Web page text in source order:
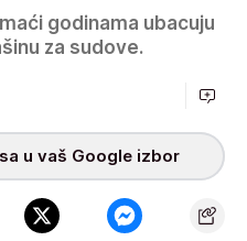
godinama ubacuju
za sudove.
u vaš Google izbor